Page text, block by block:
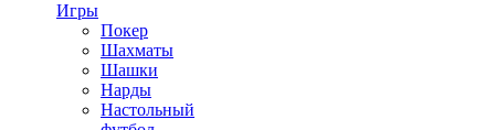
Игры
Покер
Шахматы
Шашки
Нарды
Настольный